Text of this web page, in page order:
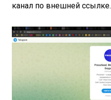
канал по внешней ссылке.